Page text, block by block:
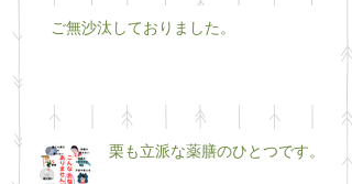
ご無沙汰しておりました。
栗も立派な薬膳のひとつです。